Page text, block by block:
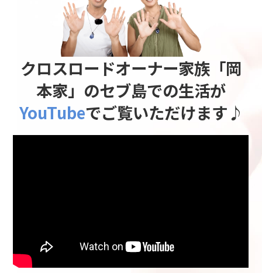
クロスロードオーナー家族「岡
本家」のセブ島での生活が
YouTubeでご覧いただけます♪